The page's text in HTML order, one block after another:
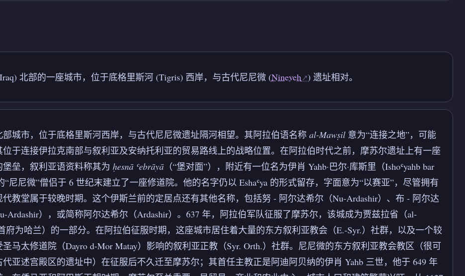
北部的一座城市，位于底格里斯河 (Tigris) 西岸，与古代尼尼微 (Nineveh ) 遗址相对。
部城市，位于底格里斯河西岸，与古代尼尼微遗址隔河相望。其阿拉伯语名称 al-Mawṣil 意为“连接之地”，可能
位于连接伊拉克南部与叙利亚及安纳托利亚的贸易路线上的战略位置。在阿拉伯时代之前，摩苏尔遗址上有一座
堡垒，叙利亚语资料称其为 ḥesnā ʿebrāyā （“堡对面”），附近有一位名为伊肖 Yahb·巴尔·库斯里（Ishoʿyahb bar
“尼尼微”僧侣于 6 世纪末建立了一座修道院。他的名字仍以 Eshaʿya 的形式留存，字面意为“以赛亚”，尽管拥有
代教堂属于较晚时期。这个伊斯兰前的定居点还有其他名称，包括努 - 阿尔达希尔（Nu-Ardashir）、布 - 阿尔达
Ardashir），或简称阿尔达希尔（Ardashir）。637 年，阿拉伯军队征服了摩苏尔，该城成为贾兹拉省（al-
府为哈兰）的一部分。在阿拉伯征服时期，这座城市居住着大量的东方叙利亚教会（E.-Syr.）社群，以及一个较
马太修道院（Dayro d-Mor Matay）影响的叙利亚正教（Syr. Orth.）社群。尼尼微的东方叙利亚教会教区（很可
代亚述宫殿区的遗址中）在征服后不久迁至摩苏尔；其首任主教正是阿迪阿贝纳的伊肖 Yahb 三世，他于 649 年